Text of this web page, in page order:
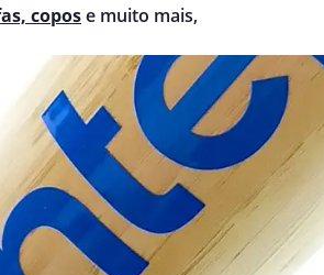
copose muito mais,